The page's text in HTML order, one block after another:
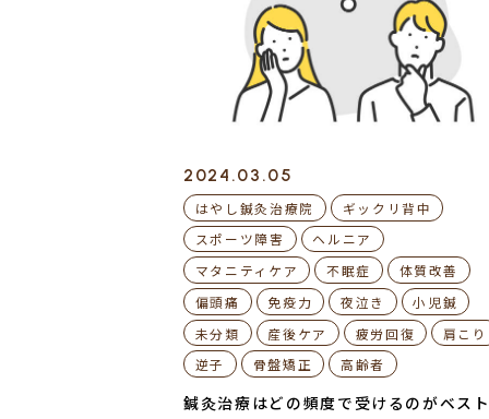
2024.03.05
はやし鍼灸治療院
ギックリ背中
スポーツ障害
ヘルニア
マタニティケア
不眠症
体質改善
偏頭痛
免疫力 夜泣き
小児鍼
未分類
産後ケア 疲労回復
肩こり
逆子
骨盤矯正 高齢者
鍼灸治療はどの頻度で受けるのがベス